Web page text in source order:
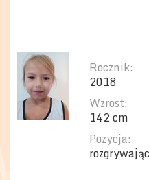
Rocznik:
2018
Wzrost:
142 cm
Pozycja: